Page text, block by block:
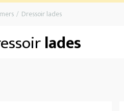
Dressoir lades
lades